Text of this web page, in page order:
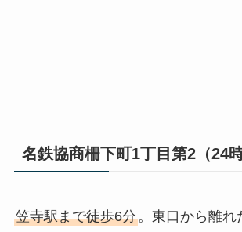
名鉄協商柵下町1丁目第2（24
笠寺駅まで徒歩6分。東口から離れ